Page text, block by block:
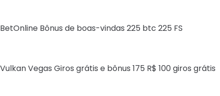
BetOnline Bônus de boas-vindas 225 btc 225 FS
Vulkan Vegas Giros grátis e bônus 175 R$ 100 giros grátis